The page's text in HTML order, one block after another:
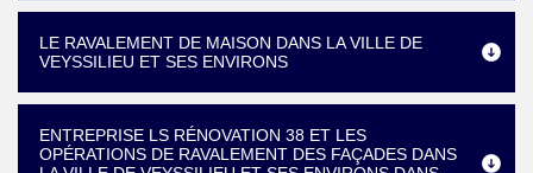
LE RAVALEMENT DE MAISON DANS LA VILLE DE
VEYSSILIEU ET SES ENVIRONS
ENTREPRISE LS RÉNOVATION 38 ET LES
OPÉRATIONS DE RAVALEMENT DES FAÇADES DANS